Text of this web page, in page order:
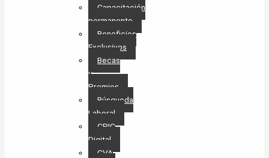
Capacitación
permanente
Beneficios
Exclusivos
Becas
y
Premios
Búsqueda
Laboral​
CPIC
Digital
CVA